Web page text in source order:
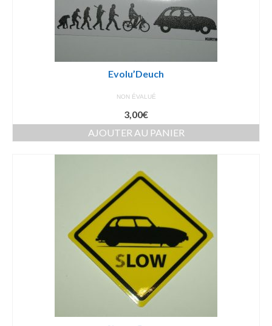
Evolu’Deuch
NON ÉVALUÉ
3,00€
AJOUTER AU PANIER